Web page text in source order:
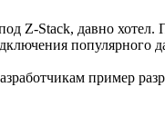
Z-Stack, давно
популярного
пример